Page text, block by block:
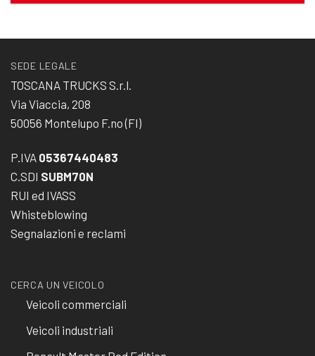
SEDE LEGALE
TOSCANA TRUCKS S.r.l.
Via Viaccia, 208
50056 Montelupo F.no (FI)
P.IVA 05367440483
C.SDI SUBM70N
RUI ed IVASS
Whisteblowing
Segnalazioni e reclami
CERCA UN VEICOLO
Veicoli commerciali
Veicoli industriali